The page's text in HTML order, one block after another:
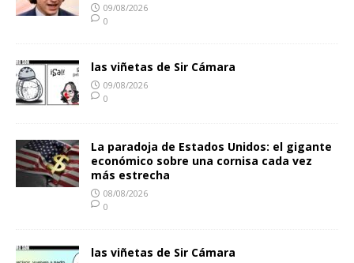
09/08/2026
0
las viñetas de Sir Cámara
09/08/2026
0
La paradoja de Estados Unidos: el gigante
económico sobre una cornisa cada vez
más estrecha
08/08/2026
0
las viñetas de Sir Cámara